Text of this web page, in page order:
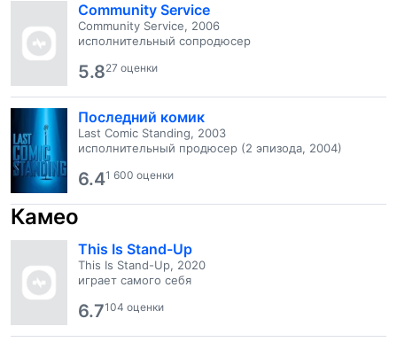
Community Service
Community Service, 2006
исполнительный сопродюсер
5.827 оценки
Последний комик
Last Comic Standing, 2003
исполнительный продюсер (2 эпизода, 2004)
6.41 600 оценки
Камео
This Is Stand-Up
This Is Stand-Up, 2020
играет самого себя
6.7104 оценки